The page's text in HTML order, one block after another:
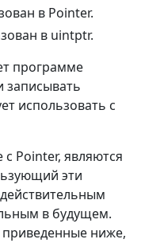
в Pointer.
в uintptr.
программе
записывать
использовать с
Pointer, являются
эти
в будущем.
ниже,